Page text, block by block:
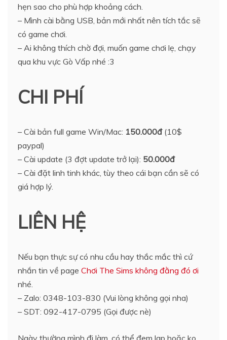
hẹn sao cho phù hợp khoảng cách.
– Mình cài bằng USB, bản mới nhất nên tích tắc sẽ
có game chơi.
– Ai không thích chờ đợi, muốn game chơi lẹ, chạy
qua khu vực Gò Vấp nhé :3
CHI PHÍ
– Cài bản full game Win/Mac: 150.000đ(10$
paypal)
– Cài update (3 đợt update trở lại): 50.000đ
– Cài đặt linh tinh khác, tùy theo cái bạn cần sẽ có
giá hợp lý.
LIÊN HỆ
Nếu bạn thực sự có nhu cầu hay thắc mắc thì cứ
nhắn tin về page Chơi The Sims không đằng đó ơi
nhé.
– Zalo: 0348-103-830 (Vui lòng không gọi nha)
– SDT: 092-417-0795 (Gọi được nè)